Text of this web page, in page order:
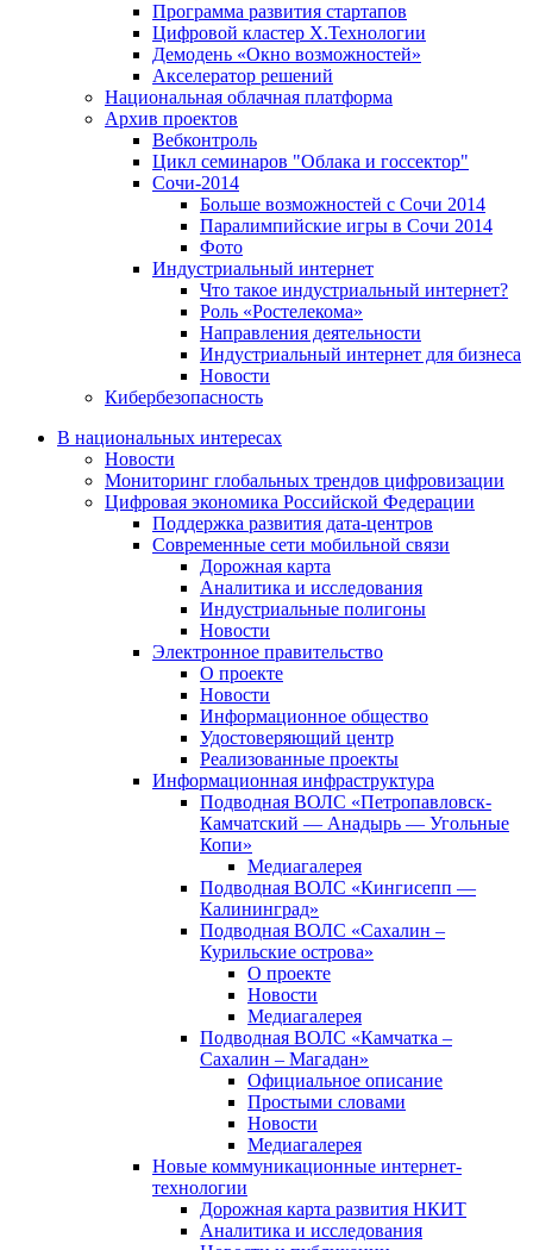
Программа развития стартапов
Цифровой кластер X.Технологии
Демодень «Окно возможностей»
Акселератор решений
Национальная облачная платформа
Архив проектов
Вебконтроль
Цикл семинаров "Облака и госсектор"
Сочи-2014
Больше возможностей с Сочи 2014
Паралимпийские игры в Сочи 2014
Фото
Индустриальный интернет
Что такое индустриальный интернет?
Роль «Ростелекома»
Направления деятельности
Индустриальный интернет для бизнеса
Новости
Кибербезопасность
В национальных интересах
Новости
Мониторинг глобальных трендов цифровизации
Цифровая экономика Российской Федерации
Поддержка развития дата-центров
Современные сети мобильной связи
Дорожная карта
Аналитика и исследования
Индустриальные полигоны
Новости
Электронное правительство
О проекте
Новости
Информационное общество
Удостоверяющий центр
Реализованные проекты
Информационная инфраструктура
Подводная ВОЛС «Петропавловск-
Камчатский — Анадырь — Угольные
Копи»
Медиагалерея
Подводная ВОЛС «Кингисепп —
Калининград»
Подводная ВОЛС «Сахалин –
Курильские острова»
О проекте
Новости
Медиагалерея
Подводная ВОЛС «Камчатка –
Сахалин – Магадан»
Официальное описание
Простыми словами
Новости
Медиагалерея
Новые коммуникационные интернет-
технологии
Дорожная карта развития НКИТ
Аналитика и исследования